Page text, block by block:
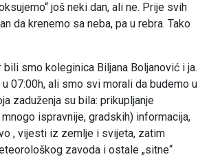
još neki dan, ali ne. Prije svih
da krenemo sa neba, pa u rebra. Tako
smo koleginica Biljana Boljanović i ja.
07:00h, ali smo svi morali da budemo u
zaduženja su bila: prikupljanje
ispravnije, gradskih) informacija,
, vijesti iz zemlje i svijeta, zatim
zavoda i ostale „sitne“